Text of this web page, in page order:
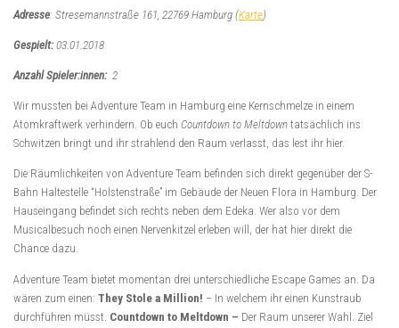
Adresse: Stresemannstraße 161, 22769 Hamburg (Karte)
Gespielt: 03.01.2018
Anzahl Spieler:innen: 2
Wir mussten bei Adventure Team in Hamburg eine Kernschmelze in einem
Atomkraftwerk verhindern. Ob euch Countdown to Meltdown tatsächlich ins
Schwitzen bringt und ihr strahlend den Raum verlasst, das lest ihr hier.
Die Räumlichkeiten von Adventure Team befinden sich direkt gegenüber der S-
Bahn Haltestelle “Holstenstraße” im Gebäude der Neuen Flora in Hamburg. Der
Hauseingang befindet sich rechts neben dem Edeka. Wer also vor dem
Musicalbesuch noch einen Nervenkitzel erleben will, der hat hier direkt die
Chance dazu.
Adventure Team bietet momentan drei unterschiedliche Escape Games an. Da
wären zum einen: They Stole a Million! – In welchem ihr einen Kunstraub
durchführen müsst. Countdown to Meltdown – Der Raum unserer Wahl. Ziel